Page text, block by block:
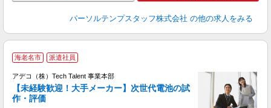
パーソルテンプスタッフ株式会社 の他の求人をみる
海老名市 派遣社員
アデコ（株）Tech Talent 事業本部
【未経験歓迎！大手メーカー】次世代電池の試
作・評価